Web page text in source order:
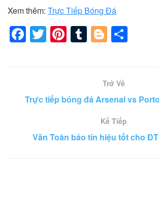
Xem thêm: Trực Tiếp Bóng Đá
F
a
b
o
T
wi
Pi
nt
st
T
u
r
Bl
o
g
er
Trở Về
Trực tiếp bóng đá Arsenal vs
Kế Tiếp
Văn Toàn báo tín hiệu tốt cho